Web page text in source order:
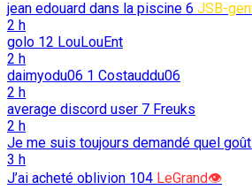
jean edouard dans la piscine 6 JSB-
2 h
golo 12 LouLouEnt
2 h
daimyodu06 1 Costauddu06
2 h
average discord user 7 Freuks
2 h
Je me suis toujours demandé quel
3 h
J’ai acheté oblivion 104 LeGrand👁️